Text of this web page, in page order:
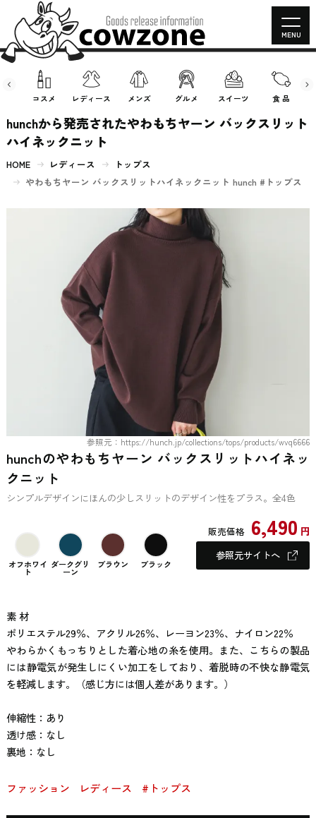
コスメ レディース メンズ グルメ スイーツ 食 品
MENU
hunchから発売されたやわもちヤーン バックスリット
ハイネックニット
HOME レディース
トップス
やわもちヤーン バックスリットハイネックニット hunch #トップス
参照元：https://hunch.jp/collections/tops/products/wvq6666
hunchのやわもちヤーン バックスリットハイネッ
クニット
シンプルデザインにほんの少しスリットのデザイン性をプラス。全4色
オフホワイ
ト
ダークグリ
ーン
ブラウン ブラック
販売価格 6,490 円
参照元サイトへ
素 材
ポリエステル29％、アクリル26％、レーヨン23％、ナイロン22％
やわらかくもっちりとした着心地の糸を使用。また、こちらの製品
には静電気が発生しにくい加工をしており、着脱時の不快な静電気
を軽減します。（感じ方には個人差があります。）
伸縮性：あり
透け感：なし
裏地：なし
ファッション レディース #トップス